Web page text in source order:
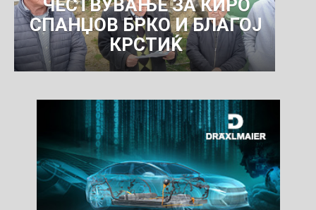
ЧЕСТВУВАЊЕ ЗА КИРО
СПАНЏОВ БРКО И БЛАГОЈ
КРСТИЌ